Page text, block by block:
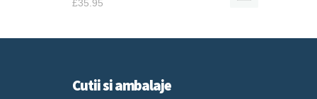
£35.95
Cutii si ambalaje